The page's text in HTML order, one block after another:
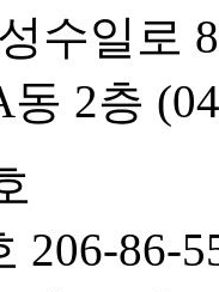
수일로
2층
206-86-